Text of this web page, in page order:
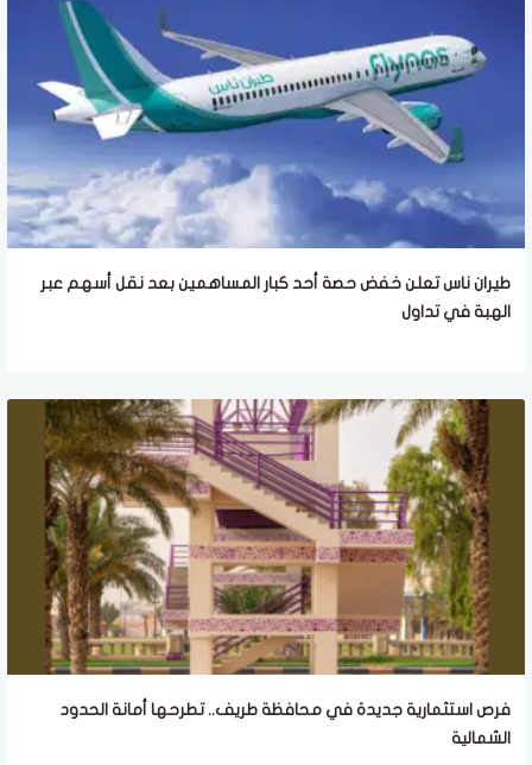
طيران ناس تعلن خفض حصة أحد كبار المساهمين بعد نقل أسهم عبر
الهبة في تداول
فرص استثمارية جديدة في محافظة طريف.. تطرحها أمانة الحدود
الشمالية